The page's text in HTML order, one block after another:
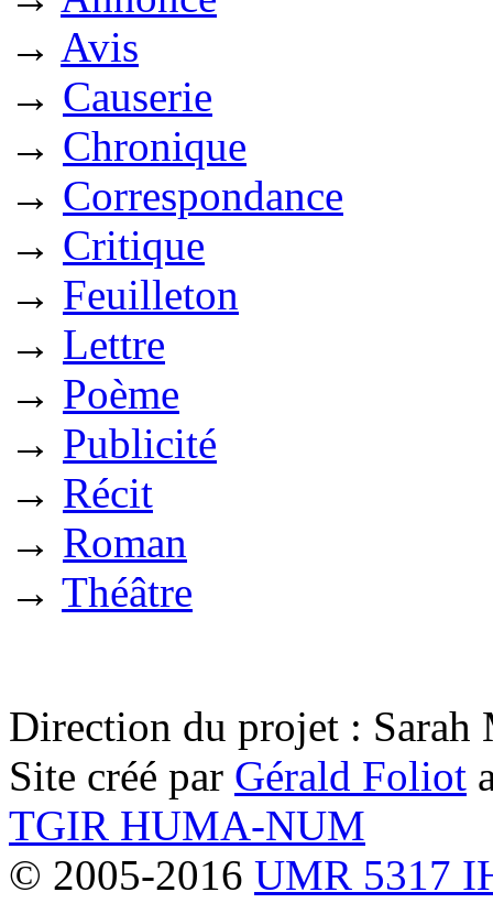
→ Avis
→ Causerie
→ Chronique
→ Correspondance
→ Critique
→ Feuilleton
→ Lettre
→ Poème
→ Publicité
→ Récit
→ Roman
→ Théâtre
Direction du projet : Sarah
Site créé par Gérald Foliot
TGIR HUMA-NUM
© 2005-2016 UMR 5317